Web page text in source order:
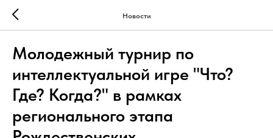
Новости
Молодежный турнир по
интеллектуальной игре "Что?
Где? Когда?" в рамках
регионального этапа